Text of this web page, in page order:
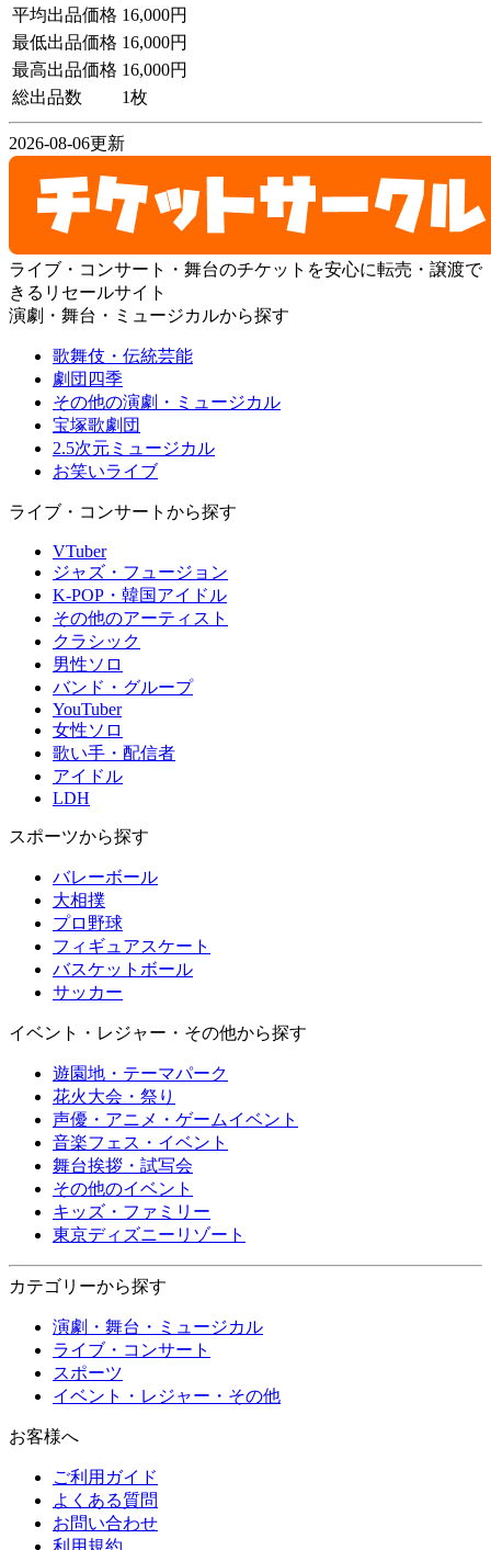
平均出品価格 16,000円
最低出品価格 16,000円
最高出品価格 16,000円
総出品数
1枚
2026-08-06更新
ライブ・コンサート・舞台のチケットを安心に転売・譲渡で
きるリセールサイト
演劇・舞台・ミュージカルから探す
歌舞伎・伝統芸能
劇団四季
その他の演劇・ミュージカル
宝塚歌劇団
2.5次元ミュージカル
お笑いライブ
ライブ・コンサートから探す
VTuber
ジャズ・フュージョン
K-POP・韓国アイドル
その他のアーティスト
クラシック
男性ソロ
バンド・グループ
YouTuber
女性ソロ
歌い手・配信者
アイドル
LDH
スポーツから探す
バレーボール
大相撲
プロ野球
フィギュアスケート
バスケットボール
サッカー
イベント・レジャー・その他から探す
遊園地・テーマパーク
花火大会・祭り
声優・アニメ・ゲームイベント
音楽フェス・イベント
舞台挨拶・試写会
その他のイベント
キッズ・ファミリー
東京ディズニーリゾート
カテゴリーから探す
演劇・舞台・ミュージカル
ライブ・コンサート
スポーツ
イベント・レジャー・その他
お客様へ
ご利用ガイド
よくある質問
お問い合わせ